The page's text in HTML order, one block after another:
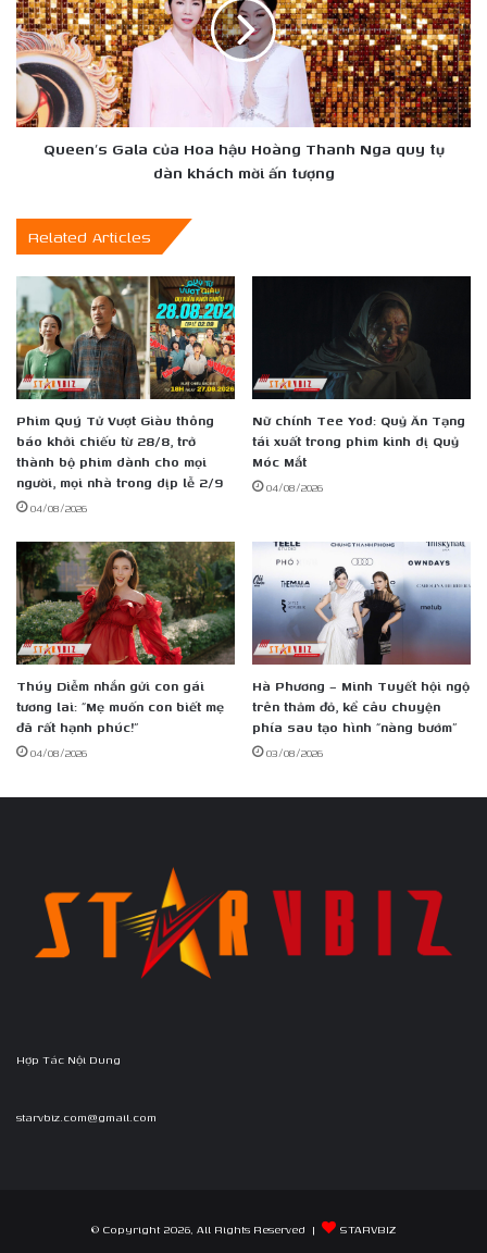
Hoa
hậu
Hoàng
Thanh
Nga
quy
mời
ấn
Queen’s Gala của Hoa hậu Hoàng Thanh Nga quy tụ
dàn khách mời ấn tượng
Related Articles
Phim Quý Tử Vượt Giàu thông
báo khởi chiếu từ 28/8, trở
thành bộ phim dành cho mọi
người, mọi nhà trong dịp lễ 2/9
04/08/2026
Nữ chính Tee Yod: Quỷ Ăn Tạng
tái xuất trong phim kinh dị Quỷ
Móc Mắt
04/08/2026
Thúy Diễm nhắn gửi con gái
tương lai: “Mẹ muốn con biết mẹ
đã rất hạnh phúc!”
04/08/2026
Hà Phương – Minh Tuyết hội ngộ
trên thảm đỏ, kể câu chuyện
phía sau tạo hình “nàng bướm”
03/08/2026
Hợp Tác Nội Dung
starvbiz.com@gmail.com
© Copyright 2026, All Rights Reserved | STARVBIZ